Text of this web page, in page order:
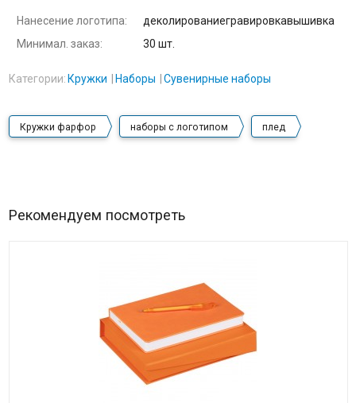
Нанесение логотипа:
деколированиегравировкавышивка
Минимал. заказ:
30 шт.
Категории: Кружки Наборы Сувенирные наборы
Кружки фарфор наборы с логотипом плед
Рекомендуем посмотреть